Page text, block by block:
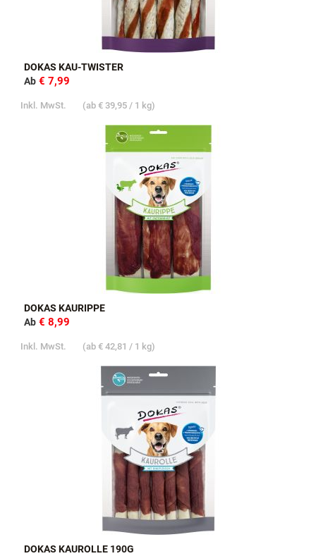
DOKAS KAU-TWISTER
Ab € 7,99
Inkl. MwSt. (ab € 39,95 / 1 kg)
DOKAS KAURIPPE
Ab € 8,99
Inkl. MwSt. (ab € 42,81 / 1 kg)
DOKAS KAUROLLE 190G